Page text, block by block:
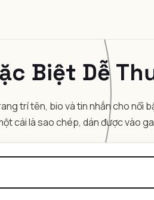
Biệt Dễ
trí tên, bio và tin nhắn cho nổi
cái là sao chép, dán được vào